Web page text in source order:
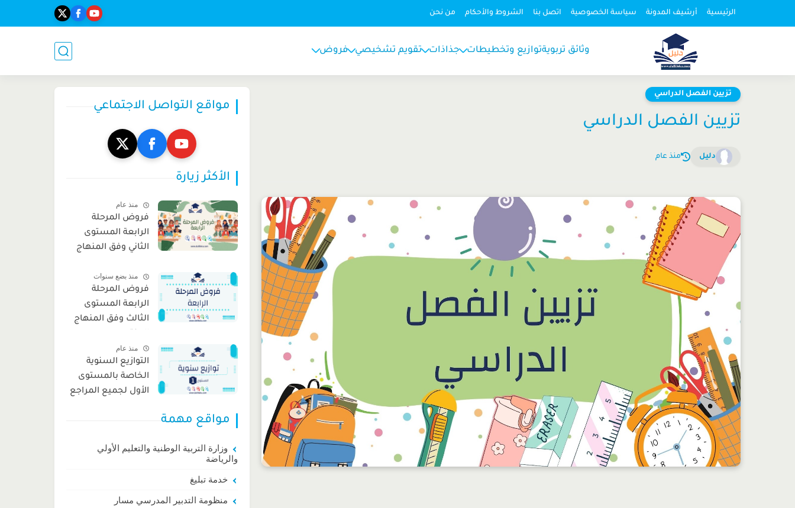
الرئيسية أرشيف المدونة سياسة الخصوصية اتصل بنا الشروط والأحكام من نحن
وثائق تربويةتوازيع وتخطيطات جذاذات تقويم تشخيصي فروض
تزيين الفصل الدراسي
تزيين الفصل الدراسي
دليل منذ عام
مواقع التواصل الاجتماعي
الأكثر زيارة
منذ عام
فروض المرحلة
الرابعة المستوى
الثاني وفق المنهاج
منذ بضع سنوات
فروض المرحلة
الرابعة المستوى
الثالث وفق المنهاج
منذ عام
التوازيع السنوية
الخاصة بالمستوى
الأول لجميع المراجع
مواقع مهمة
وزارة التربية الوطنية والتعليم الأولي
والرياضة
خدمة تبليغ
منظومة التدبير المدرسي مسار